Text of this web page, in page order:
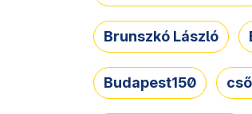
Brunszkó László
Budapest150